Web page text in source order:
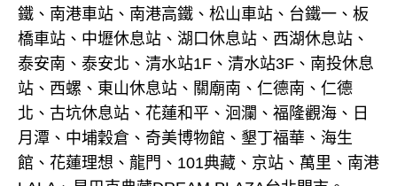
鐵、南港車站、南港高鐵、松山車站、台鐵一、板
橋車站、中壢休息站、湖口休息站、西湖休息站、
泰安南、泰安北、清水站1F、清水站3F、南投休息
站、西螺、東山休息站、關廟南、仁德南、仁德
北、古坑休息站、花蓮和平、洄瀾、福隆觀海、日
月潭、中埔穀倉、奇美博物館、墾丁福華、海生
館、花蓮理想、龍門、101典藏、京站、萬里、南港